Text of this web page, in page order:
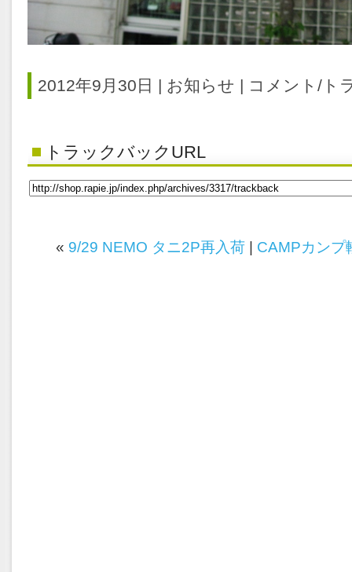
2012年9月30日 | お知らせ | コメント/ト
トラックバックURL
« 9/29 NEMO タニ2P再入荷 CAMPカンプ